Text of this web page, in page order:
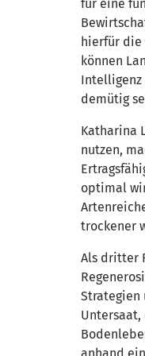
für eine
hierfür die
können
Intelligenz
demütig
Katharina
nutzen,
optimal
trockener
Als dritter
Strategien
Untersaat,